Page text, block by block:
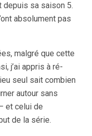
depuis sa saison 5.
absolument pas
malgré que cette
j’ai appris à ré-
seul sait combien
autour sans
et celui de
de la série.